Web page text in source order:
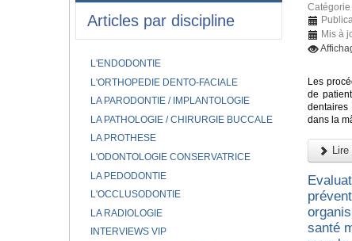
Catégorie
Mis à
Les
de
dentaires
dans la
santé
Articles par discipline
L'ENDODONTIE
L'ORTHOPEDIE DENTO-FACIALE
LA PARODONTIE / IMPLANTOLOGIE
LA PATHOLOGIE / CHIRURGIE BUCCALE
LA PROTHESE
L'ODONTOLOGIE CONSERVATRICE
LA PEDODONTIE
L'OCCLUSODONTIE
LA RADIOLOGIE
INTERVIEWS VIP